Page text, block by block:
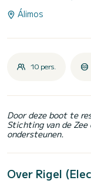
Álimos
10 pers.
Door deze boot te
Stichting van de Zee
ondersteunen.
Over Rigel